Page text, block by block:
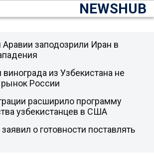
NEWSHUB
заподозрили Иран в
из Узбекистана не
России
расширило программу
узбекистанцев в США
о готовности поставлять